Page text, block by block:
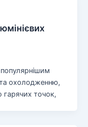
охолодженню,
гарячих точок,